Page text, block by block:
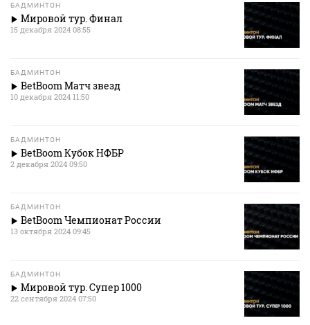
БАДМИНТОН
Мировой тур. Финал
15 декабря 2024 08:55
БАДМИНТОН
BetBoom Матч звезд
10 декабря 2024 11:50
БАДМИНТОН
BetBoom Кубок НФБР
2 декабря 2024 09:50
БАДМИНТОН
BetBoom Чемпионат России
13 октября 2024 09:45
БАДМИНТОН
Мировой тур. Супер 1000
22 сентября 2024 07:50